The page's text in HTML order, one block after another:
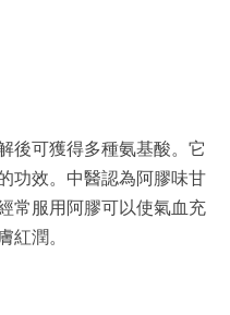
後可獲得多種氨基酸。它
功效。中醫認為阿膠味甘
常服用阿膠可以使氣血充
紅潤。